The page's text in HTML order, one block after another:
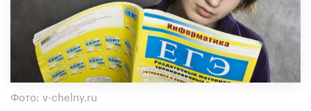
Фото: v-chelny.ru